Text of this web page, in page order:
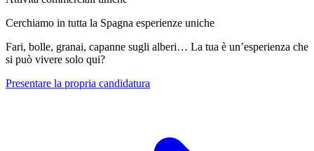
Cerchiamo in tutta la Spagna esperienze uniche
Fari, bolle, granai, capanne sugli alberi… La tua è un’esperienza che
si può vivere solo qui?
Presentare la propria candidatura